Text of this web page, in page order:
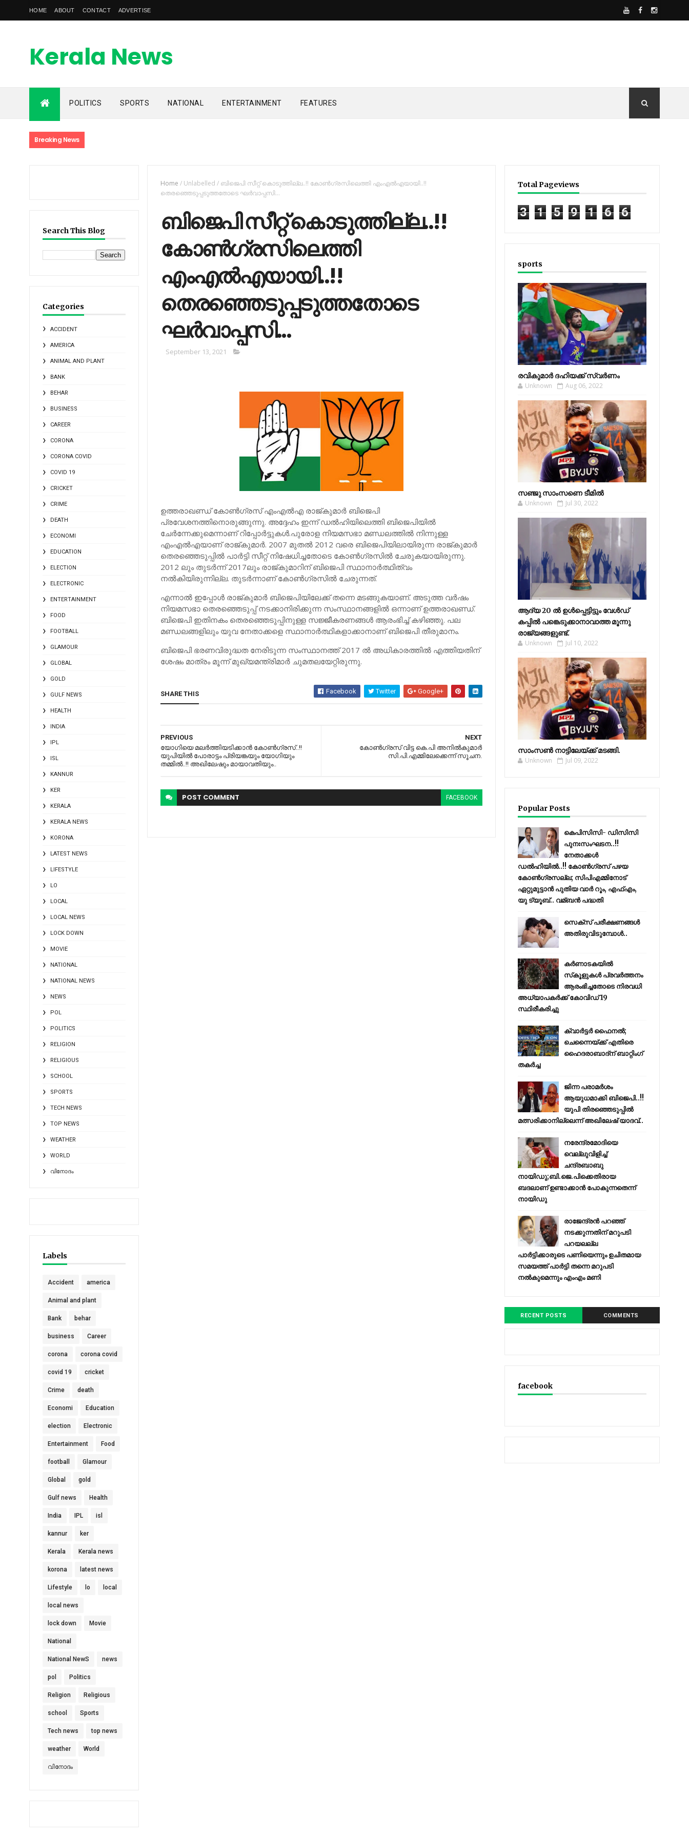
HOME ABOUT CONTACT ADVERTISE
Kerala News
Feed
kerala news feed is the one of the best malayalam online
POLITICS SPORTS NATIONAL ENTERTAINMENT FEATURES
Breaking News
Search This Blog
Categories
ACCIDENT
AMERICA
ANIMAL AND PLANT
BANK
BEHAR
BUSINESS
CAREER
CORONA
CORONA COVID
COVID 19
CRICKET
CRIME
DEATH
ECONOMI
EDUCATION
ELECTION
ELECTRONIC
ENTERTAINMENT
FOOD
FOOTBALL
GLAMOUR
GLOBAL
GOLD
GULF NEWS
HEALTH
INDIA
IPL
ISL
KANNUR
KER
KERALA
KERALA NEWS
KORONA
LATEST NEWS
LIFESTYLE
LO
LOCAL
LOCAL NEWS
LOCK DOWN
MOVIE
NATIONAL
NATIONAL NEWS
NEWS
POL
POLITICS
RELIGION
RELIGIOUS
SCHOOL
SPORTS
TECH NEWS
TOP NEWS
WEATHER
WORLD
വിനോദം
Labels
Accident america
Animal and plant
Bank behar
business Career
corona corona covid
covid 19 cricket
Crime death
Economi Education
election Electronic
Entertainment Food
football Glamour
Global gold
Gulf news Health
India IPL isl
kannur ker
Kerala Kerala news
korona latest news
Lifestyle lo local
local news
lock down Movie
National
National NewS news
pol Politics
Religion Religious
school Sports
Tech news top news
weather World
വിനോദം
Home / Unlabelled/ ബിജെപി സീറ്റ് കൊടുത്തില്ല..!! കോണ്‍ഗ്രസിലെത്തി എംഎല്‍എയായി..!!
തെരഞ്ഞെടുപ്പടുത്തതോടെ ഘര്‍വാപ്പസി...
ബിജെപി സീറ്റ് കൊടുത്തില്ല..!!
കോണ്‍ഗ്രസിലെത്തി
എംഎല്‍എയായി..!!
തെരഞ്ഞെടുപ്പടുത്തതോടെ
ഘര്‍വാപ്പസി...
September 13, 2021
ഉത്തരാഖണ്ഡ് കോണ്‍ഗ്രസ് എംഎല്‍എ രാജ്കുമാര്‍ ബിജെപി
പ്രവേശനത്തിനൊരുങ്ങുന്നു. അദ്ദേഹം ഇന്ന് ഡല്‍ഹിയിലെത്തി ബിജെപിയില്‍
ചേര്‍ന്നേക്കുമെന്നാണ് റിപ്പോര്‍ട്ടുകള്‍.പുരോള നിയമസഭാ മണ്ഡലത്തില്‍ നിന്നുള്ള
എംഎല്‍എയാണ് രാജ്കുമാര്‍. 2007 മുതല്‍ 2012 വരെ ബിജെപിയിലായിരുന്ന രാജ്കുമാര്‍
തെരഞ്ഞെടുപ്പില്‍ പാര്‍ട്ടി സീറ്റ് നിഷേധിച്ചതോടെ കോണ്‍ഗ്രസില്‍ ചേരുകയായിരുന്നു.
2012 ലും തുടര്‍ന്ന് 2017ലും രാജ്കുമാറിന് ബിജെപി സ്ഥാനാര്‍ത്ഥിത്വം
നല്‍കിയിരുന്നില്ല. തുടര്‍ന്നാണ് കോണ്‍ഗ്രസില്‍ ചേരുന്നത്.
എന്നാല്‍ ഇപ്പോള്‍ രാജ്കുമാര്‍ ബിജെപിയിലേക്ക് തന്നെ മടങ്ങുകയാണ്. അടുത്ത വര്‍ഷം
നിയമസഭാ തെരഞ്ഞെടുപ്പ് നടക്കാനിരിക്കുന്ന സംസ്ഥാനങ്ങളില്‍ ഒന്നാണ് ഉത്തരാഖണ്ഡ്.
ബിജെപി ഇതിനകം തെരഞ്ഞെടുപ്പിനുള്ള സജ്ജീകരണങ്ങള്‍ ആരംഭിച്ച് കഴിഞ്ഞു. പല
മണ്ഡലങ്ങളിലും യുവ നേതാക്കളെ സ്ഥാനാര്‍ത്ഥികളാക്കാനാണ് ബിജെപി തീരുമാനം.
ബിജെപി ഭരണവിരുദ്ധത നേരിടുന്ന സംസ്ഥാനത്ത് 2017 ല്‍ അധികാരത്തില്‍ എത്തിയതിന്
ശേഷം മാത്രം മൂന്ന് മുഖ്യമന്ത്രിമാര്‍ ചുമതലയേറ്റിരുന്നു.
SHARE THIS Facebook Twitter Google+
NEXT
കോണ്‍ഗ്രസ് വിട്ട കെ.പി അനില്‍കുമാര്‍
സി.പി.എമ്മിലേക്കെന്ന് സൂചന.
PREVIOUS
യോഗിയെ മലര്‍ത്തിയടിക്കാന്‍ കോണ്‍ഗ്രസ്..!!
യുപിയില്‍ പോരാട്ടം പ്രിയങ്കയും യോഗിയും
തമ്മിൽ..!! അഖിലേഷും മായാവതിയും..
POST COMMENT FACEBOOK
Total Pageviews
3 1 5 9 1 6 6
sports
രവികുമാര്‍ ദഹിയക്ക് സ്വര്‍ണം
Unknown Aug 06, 2022
സഞ്ജു സാംസണെ ടീമില്‍
Unknown Jul 30, 2022
ആദ്യ 20 ല്‍ ഉള്‍പ്പെട്ടിട്ടും വേള്‍ഡ്
കപ്പില്‍ പങ്കെടുക്കാനാവാത്ത മൂന്നു
രാജ്യങ്ങളുണ്ട്.
Unknown Jul 10, 2022
സാംസണ്‍ നാട്ടിലേയ്‌ക്ക് മടങ്ങി.
Unknown Jul 09, 2022
Popular Posts
കെപിസിസി- ഡിസിസി
പുനഃസംഘടന..!!
നേതാക്കൾ
ഡൽഹിയിൽ..!! കോണ്‍ഗ്രസ് പഴയ
കോണ്‍ഗ്രസല്ല; സിപിഎമ്മിനോട്
ഏറ്റുമുട്ടാന്‍ പുതിയ വാര്‍ റൂം, എഫ്‌എം,
യു ട്യൂബ്.. വമ്ബന്‍ പദ്ധതി
സെക്സ് പരീക്ഷണങ്ങൾ
അതിരുവിടുമ്പോൾ..
കര്‍ണാടകയില്‍
സ്‌കൂളുകള്‍ പ്രവര്‍ത്തനം
ആരംഭിച്ചതോടെ നിരവധി
അധ്യാപകര്‍ക്ക് കോവിഡ് 19
സ്ഥിരീകരിച്ചു
ക്വാർട്ടർ ഫൈനൽ;
ചെന്നൈയ്ക്ക് എതിരെ
ഹൈദരാബാദ്ന് ബാറ്റിംഗ്
തകർച്ച
ജിന്ന പരാമര്‍ശം
ആയുധമാക്കി ബിജെപി..!!
യുപി തിരഞ്ഞെടുപ്പില്‍
മത്സരിക്കാനില്ലെന്ന് അഖിലേഷ് യാദവ്..
നരേന്ദ്രമോദിയെ
വെല്ലുവിളിച്ച്
ചന്ദ്രബാബു
നായിഡു;ബി.ജെ.പിക്കെതിരായ
ബദലാണ് ഉണ്ടാക്കാന്‍ പോകുന്നതെന്ന്
നായിഡു
രാജേന്ദ്രന്‍ പറഞ്ഞ്
നടക്കുന്നതിന് മറുപടി
പറയലല്ല
പാര്‍ട്ടിക്കാരുടെ പണിയെന്നും ഉചിതമായ
സമയത്ത് പാര്‍ട്ടി തന്നെ മറുപടി
നല്‍കുമെന്നും എംഎം മണി
RECENT POSTS COMMENTS
facebook